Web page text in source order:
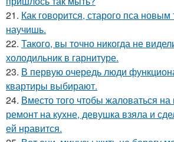
21. Как говорится, старого пса
научишь.
22. Такого, вы точно никогда не
холодильник в гарнитуре.
23. В первую очередь люди
квартиры выбирают.
24. Вместо того чтобы жаловаться
ремонт на кухне, девушка взяла и
ей нравится.